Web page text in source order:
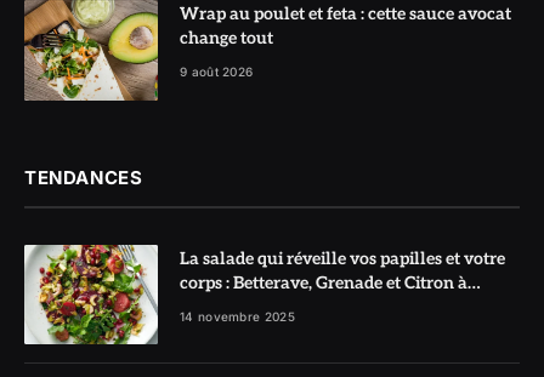
Wrap au poulet et feta : cette sauce avocat
change tout
9 août 2026
TENDANCES
La salade qui réveille vos papilles et votre
corps : Betterave, Grenade et Citron à
l’honneur
14 novembre 2025